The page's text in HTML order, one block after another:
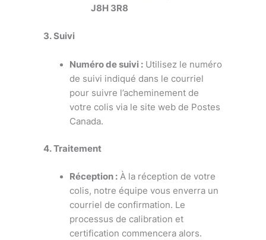
J8H 3R8
3. Suivi
Numéro de suivi :Utilisez le numéro
de suivi indiqué dans le courriel
pour suivre l’acheminement de
votre colis via le site web de Postes
Canada.
4. Traitement
Réception :À la réception de votre
colis, notre équipe vous enverra un
courriel de confirmation. Le
processus de calibration et
certification commencera alors.